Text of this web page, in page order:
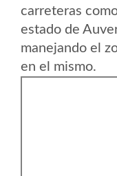
carreteras
estado de
manejando el
en el mismo.